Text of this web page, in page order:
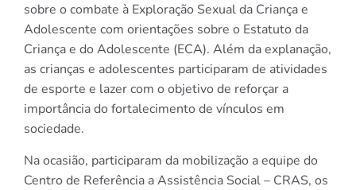
sobre o combate à Exploração Sexual da Criança e
Adolescente com orientações sobre o Estatuto da
Criança e do Adolescente (ECA). Além da explanação,
as crianças e adolescentes participaram de atividades
de esporte e lazer com o objetivo de reforçar a
importância do fortalecimento de vínculos em
sociedade.
Na ocasião, participaram da mobilização a equipe do
Centro de Referência a Assistência Social – CRAS, os